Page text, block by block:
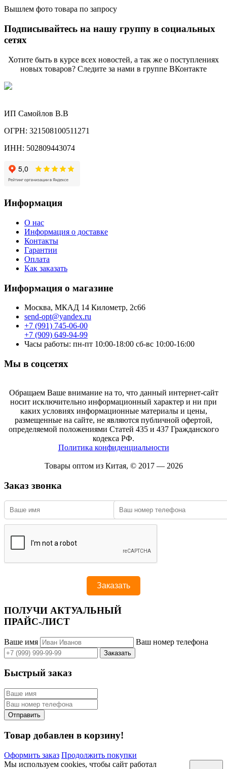
Вышлем фото товара по запросу
Подписывайтесь на нашу группу в социальных
сетях
Хотите быть в курсе всех новостей, а так же о поступлениях
новых товаров? Следите за нами в группе ВКонтакте
ИП Самойлов В.В
ОГРН: 321508100511271
ИНН: 502809443074
Информация
О нас
Информация о доставке
Контакты
Гарантии
Оплата
Как заказать
Информация о магазине
Москва, МКАД 14 Километр, 2с66
send-opt@yandex.ru
+7 (991) 745-06-00
+7 (909) 649-94-99
Часы работы: пн-пт 10:00-18:00 сб-вс 10:00-16:00
Мы в соцсетях
Обращаем Ваше внимание на то, что данный интернет-сайт
носит исключительно информационный характер и ни при
каких условиях информационные материалы и цены,
размещенные на сайте, не являются публичной офертой,
определяемой положениями Статей 435 и 437 Гражданского
кодекса РФ.
Политика конфиденциальности
Товары оптом из Китая, © 2017 — 2026
Заказ звонка
ПОЛУЧИ АКТУАЛЬНЫЙ
ПРАЙС-ЛИСТ
Ваше имя Ваш номер телефона
Быстрый заказ
Товар добавлен в корзину!
Оформить заказ Продолжить покупки
Мы используем cookies, чтобы сайт работал